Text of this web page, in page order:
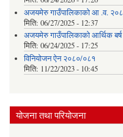
अजयमेरु गाउँपालिकाको आ .व.
मिति: 06/27/2025 - 12:37
अजयमेरु गाउँपालिकाको आर्थिक
मिति: 06/24/2025 - 17:25
विनियोजन ऐन २०८०/०८१
मिति: 11/22/2023 - 10:45
योजना तथा परियोजना